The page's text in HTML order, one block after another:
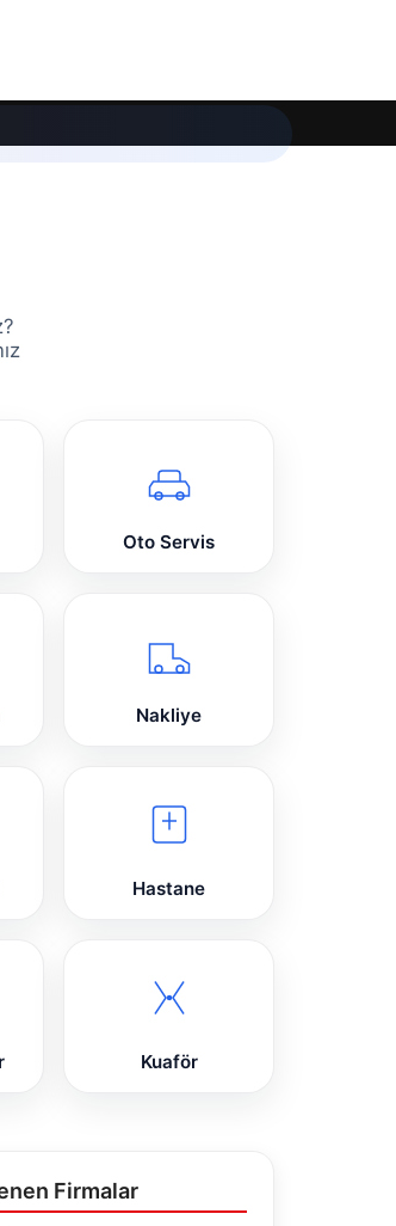
Oto Servis
Nakliye
Hastane
Kuaför
Firmalar